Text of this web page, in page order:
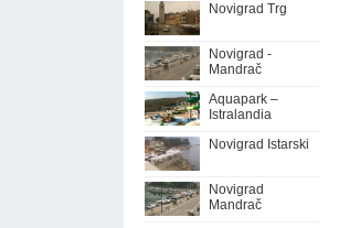
Novigrad Trg
Novigrad -
Mandrač
Aquapark –
Istralandia
Novigrad Istarski
Novigrad
Mandrač